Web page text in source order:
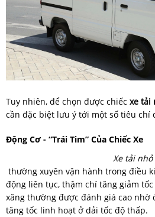
Tuy nhiên, để chọn được chiếc xe tải
cần đặc biệt lưu ý tới một số tiêu chí
Động Cơ - “trái Tim” Của Chiếc Xe
Xe tải nhỏ
thường xuyên vận hành trong điều
động liên tục, thậm chí tăng giảm
xăng thường được đánh giá cao nhờ
tăng tốc linh hoạt ở dải tốc độ thấp.